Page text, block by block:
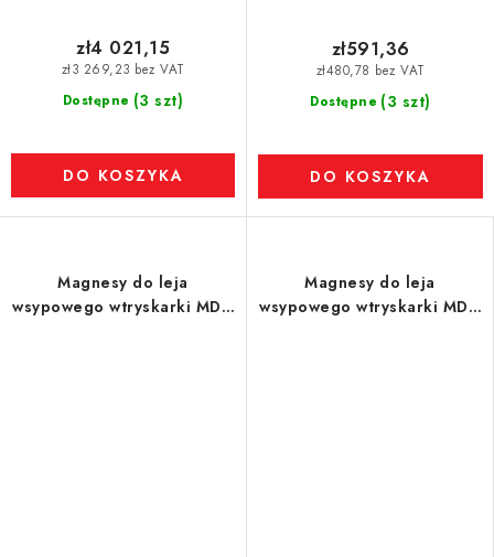
Dostępne (3 szt)
zł3 269,23 bez VAT
zł4 021,15
DO KOSZYKA
Dostępne (3 szt)
zł480,78 bez VAT
zł591,36
DO KOSZYKA
Magnesy do leja
wsypowego wtryskarki MDN
Magnesy do leja
wsypowego wtryskarki MDN